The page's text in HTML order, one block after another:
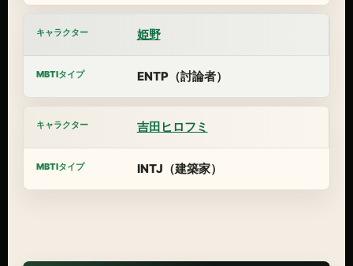
姫野
ENTP（討論者）
吉田ヒロフミ
INTJ（建築家）